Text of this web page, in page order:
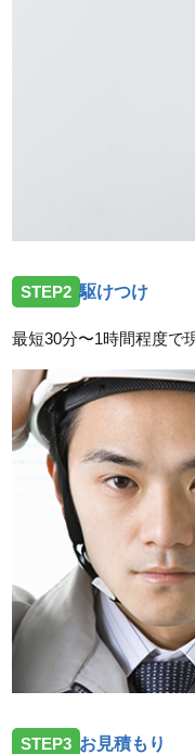
山口県防府市台道
山口県岩国市玖珂
山口県岩国市岩国
山口県光市島田へ
たしました
スタッフの修理報告
STEP2 駆けつけ
最短30分〜1時間程度で
STEP3 お見積もり